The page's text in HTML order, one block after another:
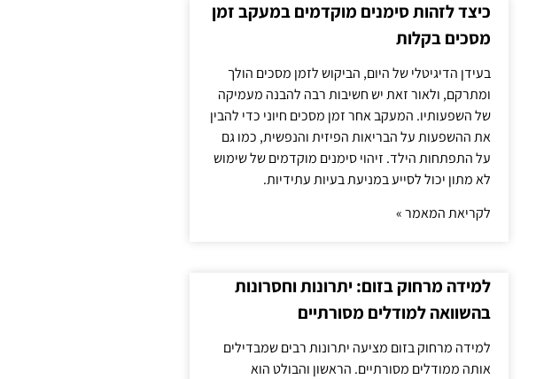
כיצד לזהות סימנים מוקדמים במעקב זמן
מסכים בקלות
בעידן הדיגיטלי של היום, הביקוש לזמן מסכים הולך
ומתרקם, ולאור זאת יש חשיבות רבה להבנה מעמיקה
של השפעותיו. המעקב אחר זמן מסכים חיוני כדי להבין
את ההשפעות על הבריאות הפיזית והנפשית, כמו גם
על התפתחות הילד. זיהוי סימנים מוקדמים של שימוש
לא מתון יכול לסייע במניעת בעיות עתידיות.
לקריאת המאמר »
למידה מרחוק בזום: יתרונות וחסרונות
בהשוואה למודלים מסורתיים
למידה מרחוק בזום מציעה יתרונות רבים שמבדילים
אותה ממודלים מסורתיים. הראשון והבולט הוא